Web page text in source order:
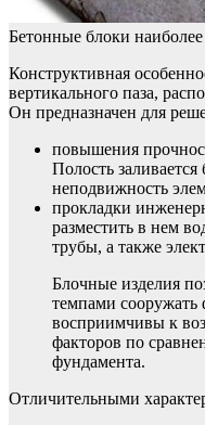
Бетонные блоки
Конструктивная
вертикального паза,
Он предназначен для
повышения
Полость
неподвижность
прокладки
разместить в нем
трубы, а также
Блочные изделия
темпами
восприимчивы к
факторов по
фундамента.
Отличительными